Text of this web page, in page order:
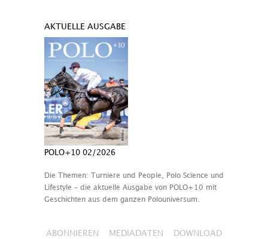
AKTUELLE AUSGABE
POLO+10 02/2026
Die Themen: Turniere und People, Polo Science und
Lifestyle – die aktuelle Ausgabe von POLO+10 mit
Geschichten aus dem ganzen Polouniversum.
ABONNIEREN MEDIADATEN DOWNLOAD